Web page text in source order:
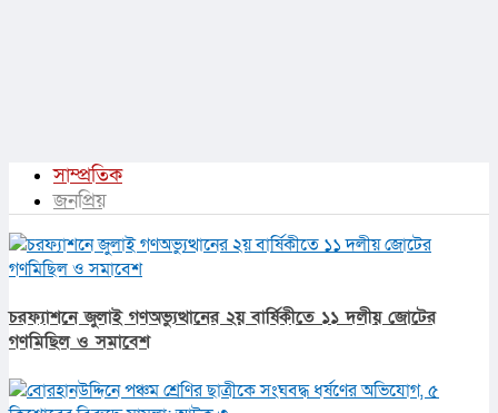
সাম্প্রতিক
জনপ্রিয়
চরফ্যাশনে জুলাই গণঅভ্যুত্থানের ২য় বার্ষিকীতে ১১ দলীয় জোটের
গণমিছিল ও সমাবেশ